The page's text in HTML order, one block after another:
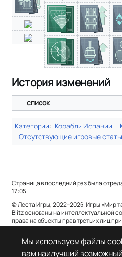
История изменений
список
Категории: Корабли Испании
Отсутствующие игровые
Страница в последний раз была
17:05.
© Леста Игры, 2022–2026. Игры «Мир
Blitz основаны на интеллектуальной
права на объекты прав третьих лиц
правообладателям.
Политика конфиденциальности
О
Мы используем файлы
вам наилучший